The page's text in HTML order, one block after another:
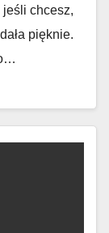
chcesz,
pięknie.